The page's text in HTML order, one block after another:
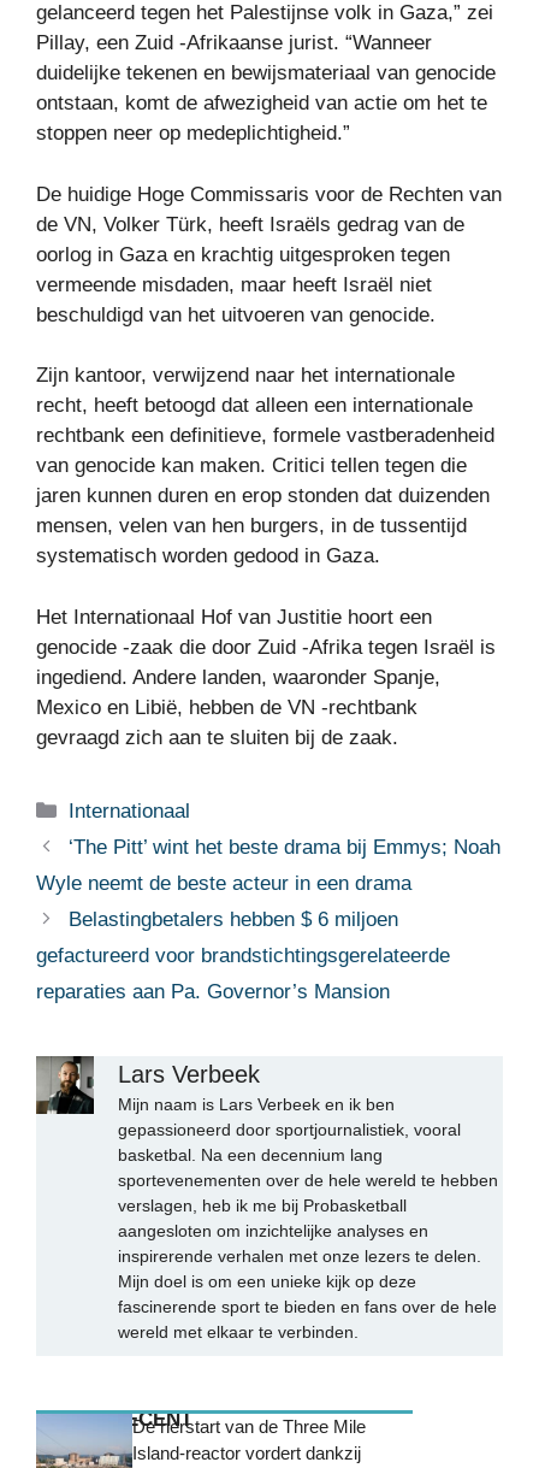
gelanceerd tegen het Palestijnse volk in Gaza,” zei
Pillay, een Zuid -Afrikaanse jurist. “Wanneer
duidelijke tekenen en bewijsmateriaal van genocide
ontstaan, komt de afwezigheid van actie om het te
stoppen neer op medeplichtigheid.”
De huidige Hoge Commissaris voor de Rechten van
de VN, Volker Türk, heeft Israëls gedrag van de
oorlog in Gaza en krachtig uitgesproken tegen
vermeende misdaden, maar heeft Israël niet
beschuldigd van het uitvoeren van genocide.
Zijn kantoor, verwijzend naar het internationale
recht, heeft betoogd dat alleen een internationale
rechtbank een definitieve, formele vastberadenheid
van genocide kan maken. Critici tellen tegen die
jaren kunnen duren en erop stonden dat duizenden
mensen, velen van hen burgers, in de tussentijd
systematisch worden gedood in Gaza.
Het Internationaal Hof van Justitie hoort een
genocide -zaak die door Zuid -Afrika tegen Israël is
ingediend. Andere landen, waaronder Spanje,
Mexico en Libië, hebben de VN -rechtbank
gevraagd zich aan te sluiten bij de zaak.
Categorieën
Internationaal
‘The Pitt’ wint het beste drama bij Emmys; Noah
Wyle neemt de beste acteur in een drama
Belastingbetalers hebben $ 6 miljoen
gefactureerd voor brandstichtingsgerelateerde
reparaties aan Pa. Governor’s Mansion
Lars Verbeek
Mijn naam is Lars Verbeek en ik ben
gepassioneerd door sportjournalistiek, vooral
basketbal. Na een decennium lang
sportevenementen over de hele wereld te hebben
verslagen, heb ik me bij Probasketball
aangesloten om inzichtelijke analyses en
inspirerende verhalen met onze lezers te delen.
Mijn doel is om een unieke kijk op deze
fascinerende sport te bieden en fans over de hele
wereld met elkaar te verbinden.
MEEST RECENTDe herstart van de Three Mile
Island-reactor vordert dankzij